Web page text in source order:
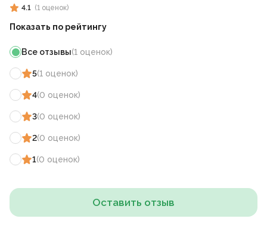
4.1 (1 оценок)
Показать по рейтингу
Все отзывы(1 оценок)
5(1 оценок)
4(0 оценок)
3(0 оценок)
2(0 оценок)
1(0 оценок)
Оставить отзыв